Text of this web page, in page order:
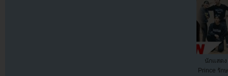
นักแสดง
Prince รัก